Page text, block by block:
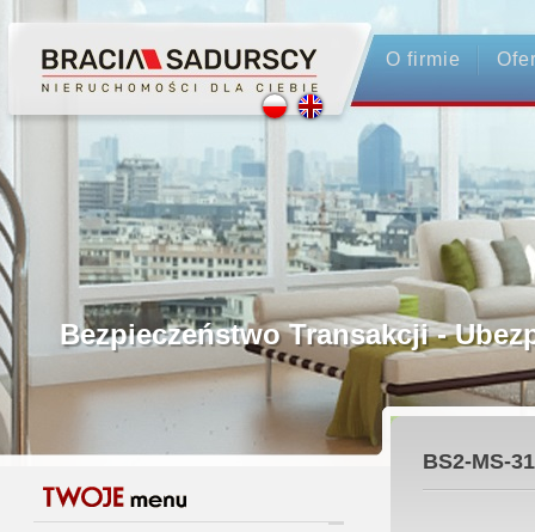
O firmie
Profesjonalne Pośrednictwo
Bezpieczeństwo Transakcji -
Licencjonowani Pośrednicy
Gwarancja Zwrotu ZadatkuBS2-MS-